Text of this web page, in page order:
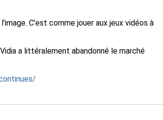
C'est comme jouer aux jeux vidéos à
a littéralement abandonné le marché